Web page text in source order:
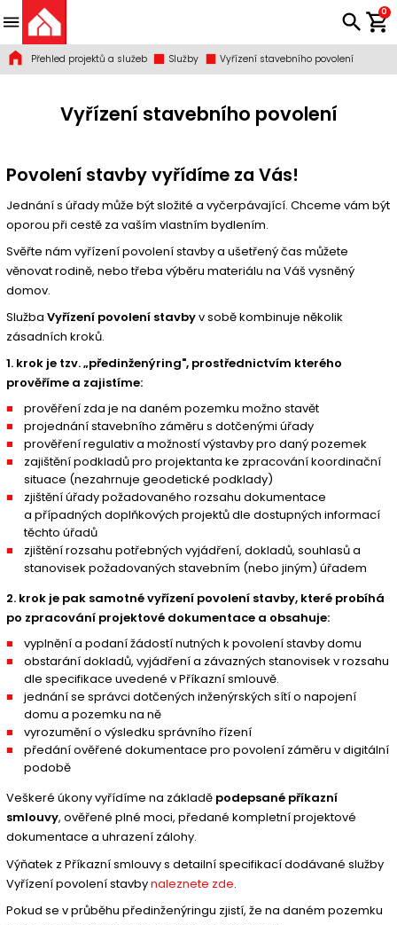
0
Přehled projektů a služeb Služby Vyřízení stavebního povolení
Vyřízení stavebního povolení
Povolení stavby vyřídíme za Vás!
Jednání s úřady může být složité a vyčerpávající. Chceme vám být
oporou při cestě za vaším vlastním bydlením.
Svěřte nám vyřízení povolení stavby a ušetřený čas můžete
věnovat rodině, nebo třeba výběru materiálu na Váš vysněný
domov.
Služba Vyřízení povolení stavbyv sobě kombinuje několik
zásadních kroků.
1. krok je tzv. „předinženýring", prostřednictvím kterého
prověříme a zajistíme:
prověření zda je na daném pozemku možno stavět
projednání stavebního záměru s dotčenými úřady
prověření regulativ a možností výstavby pro daný pozemek
zajištění podkladů pro projektanta ke zpracování koordinační
situace (nezahrnuje geodetické podklady)
zjištění úřady požadovaného rozsahu dokumentace
a případných doplňkových projektů dle dostupných informací
těchto úřadů
zjištění rozsahu potřebných vyjádření, dokladů, souhlasů a
stanovisek požadovaných stavebním (nebo jiným) úřadem
2. krok je pak samotné vyřízení povolení stavby, které probíhá
po zpracování projektové dokumentace a obsahuje:
vyplnění a podaní žádostí nutných k povolení stavby domu
obstarání dokladů, vyjádření a závazných stanovisek v rozsahu
dle specifikace uvedené v Příkazní smlouvě.
jednání se správci dotčených inženýrských sítí o napojení
domu a pozemku na ně
vyrozumění o výsledku správního řízení
předání ověřené dokumentace pro povolení záměru v digitální
podobě
Veškeré úkony vyřídíme na základě podepsané příkazní
smlouvy, ověřené plné moci, předané kompletní projektové
dokumentace a uhrazení zálohy.
Výňatek z Příkazní smlouvy s detailní specifikací dodávané služby
Vyřízení povolení stavbynaleznete zde.
Pokud se v průběhu předinženýringu zjistí, že na daném pozemku